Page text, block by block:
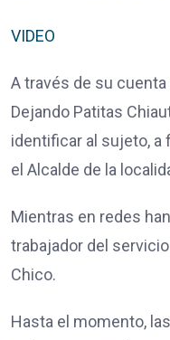
VIDEO
A través de su
Dejando Patitas
identificar al sujeto, a
el Alcalde de la
Mientras en redes
trabajador del
Chico.
Hasta el momento,